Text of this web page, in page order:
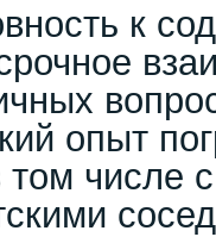
к
опыт
числе с